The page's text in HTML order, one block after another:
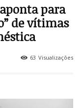
para
de vítimas
63 Visualizações